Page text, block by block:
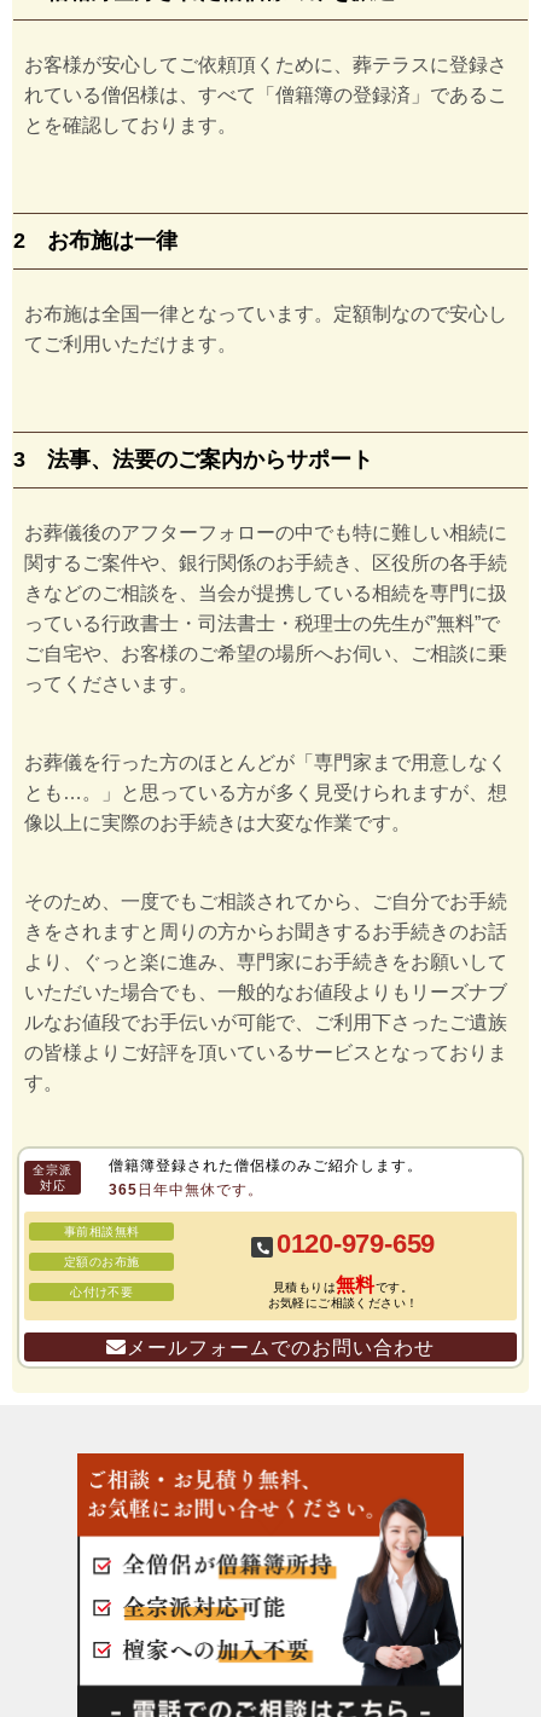
お客様が安心してご依頼頂くために、葬テラスに登録さ
れている僧侶様は、すべて「僧籍簿の登録済」であるこ
とを確認しております。
2 お布施は一律
お布施は全国一律となっています。定額制なので安心し
てご利用いただけます。
3 法事、法要のご案内からサポート
お葬儀後のアフターフォローの中でも特に難しい相続に
関するご案件や、銀行関係のお手続き、区役所の各手続
きなどのご相談を、当会が提携している相続を専門に扱
っている行政書士・司法書士・税理士の先生が”無料”で
ご自宅や、お客様のご希望の場所へお伺い、ご相談に乗
ってくださいます。
お葬儀を行った方のほとんどが「専門家まで用意しなく
とも…。」と思っている方が多く見受けられますが、想
像以上に実際のお手続きは大変な作業です。
そのため、一度でもご相談されてから、ご自分でお手続
きをされますと周りの方からお聞きするお手続きのお話
より、ぐっと楽に進み、専門家にお手続きをお願いして
いただいた場合でも、一般的なお値段よりもリーズナブ
ルなお値段でお手伝いが可能で、ご利用下さったご遺族
の皆様よりご好評を頂いているサービスとなっておりま
す。
全宗派
対応
僧籍簿登録された僧侶様のみご紹介します。
365日年中無休です。
事前相談無料
定額のお布施
心付け不要
0120-979-659
見積もりは無料です。
お気軽にご相談ください！
メールフォームでのお問い合わせ